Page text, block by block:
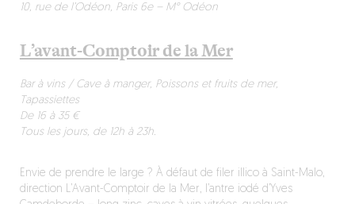
10, rue de l’Odéon, Paris 6e – M° Odéon
L’avant-Comptoir de la Mer
Bar à vins / Cave à manger, Poissons et fruits de mer,
Tapassiettes
De 16 à 35 €
Tous les jours, de 12h à 23h.
Envie de prendre le large ? À défaut de filer illico à Saint-Malo,
direction L’Avant-Comptoir de la Mer, l’antre iodé d’Yves